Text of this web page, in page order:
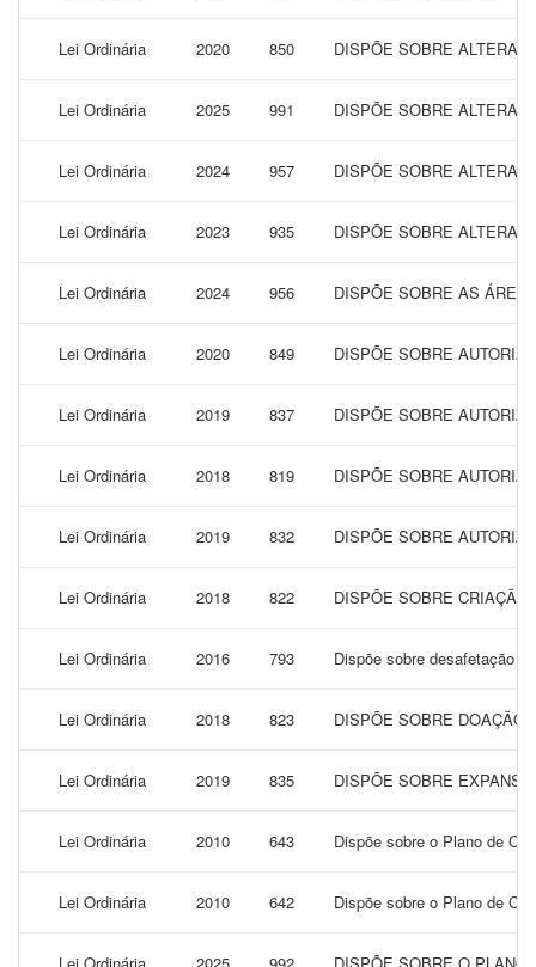
Lei Ordinária 2020 850 DISPÕE SOBRE
Lei Ordinária 2025 991 DISPÕE SOBRE
Lei Ordinária 2024 957 DISPÕE SOBRE
Lei Ordinária 2023 935 DISPÕE SOBRE
Lei Ordinária 2024 956 DISPÕE SOBRE AS
Lei Ordinária 2020 849 DISPÕE SOBRE
Lei Ordinária 2019 837 DISPÕE SOBRE
Lei Ordinária 2018 819 DISPÕE SOBRE
Lei Ordinária 2019 832 DISPÕE SOBRE
Lei Ordinária 2018 822 DISPÕE SOBRE
Lei Ordinária 2016 793 Dispõe sobre desafetação
Lei Ordinária 2018 823 DISPÕE SOBRE DOAÇÃO
Lei Ordinária 2019 835 DISPÕE SOBRE
Lei Ordinária 2010 643 Dispõe sobre o Plano de
Lei Ordinária 2010 642 Dispõe sobre o Plano de